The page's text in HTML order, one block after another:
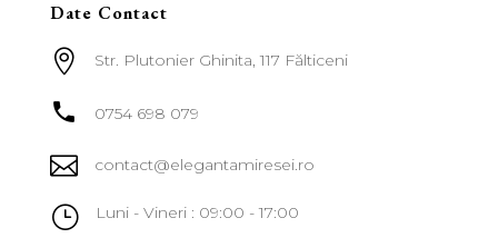
Date Contact
 Str. Plutonier Ghinita, 117 Fălticeni
 0754 698 079
 contact@elegantamiresei.ro
}
Luni - Vineri : 09:00 - 17:00